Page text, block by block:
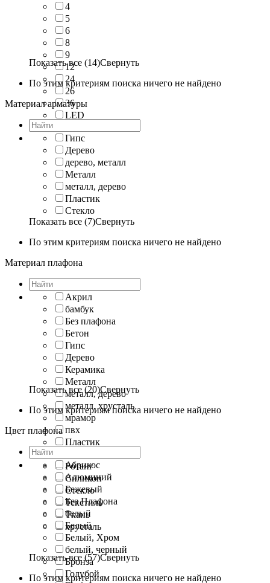
4
5
6
8
9
12
24
26
36
LED
Показать все (14)Свернуть
По этим критериям поиска ничего не найдено
Материал арматуры
Гипс
Дерево
дерево, металл
Металл
металл, дерево
Пластик
Стекло
Показать все (7)Свернуть
По этим критериям поиска ничего не найдено
Материал плафона
Акрил
бамбук
Без плафона
Бетон
Гипс
Дерево
Керамика
Металл
металл, дерево
металл, хрусталь
мрамор
пвх
Пластик
Ротанг
Силикон
Стекло
Текстиль
Ткань
хрусталь
Показать все (20)Свернуть
По этим критериям поиска ничего не найдено
Цвет плафона
Абрикос
Алюминий
Бежевый
Без Плафона
белый
Белый
Белый, Хром
белый, черный
Бронза
Голубой
Показать все (57)Свернуть
По этим критериям поиска ничего не найдено